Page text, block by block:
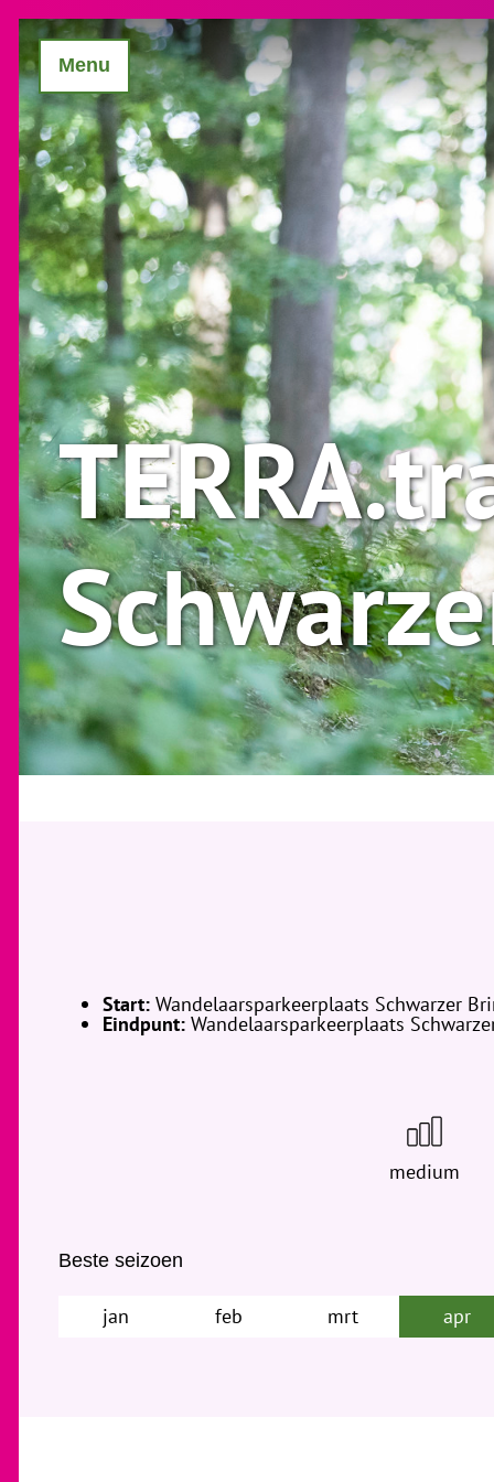
Menu
Start: Wandelaarsparkeerplaats Schwarzer
Eindpunt: Wandelaarsparkeerplaats
medium
Beste seizoen
jan feb mrt apr